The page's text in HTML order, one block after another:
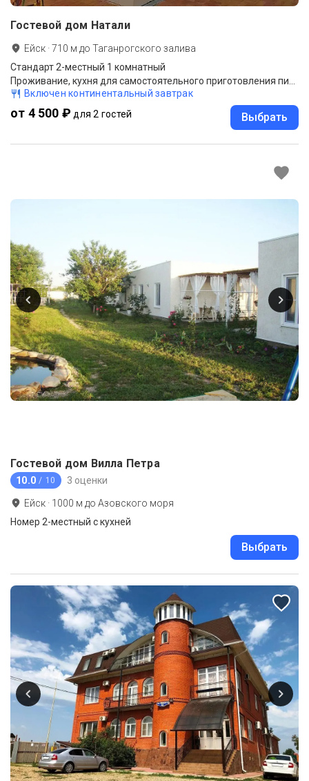
Гостевой дом Натали
Ейск ·710 м до Таганрогского залива
Стандарт 2-местный 1 комнатный
Включен континентальный завтрак
от 4 500 ₽ для 2 гостей Выбрать
Гостевой дом Вилла Петра
10.0 / 10 3 оценки
Ейск · 1000 м до Азовского моря
Номер 2-местный с кухней
Выбрать